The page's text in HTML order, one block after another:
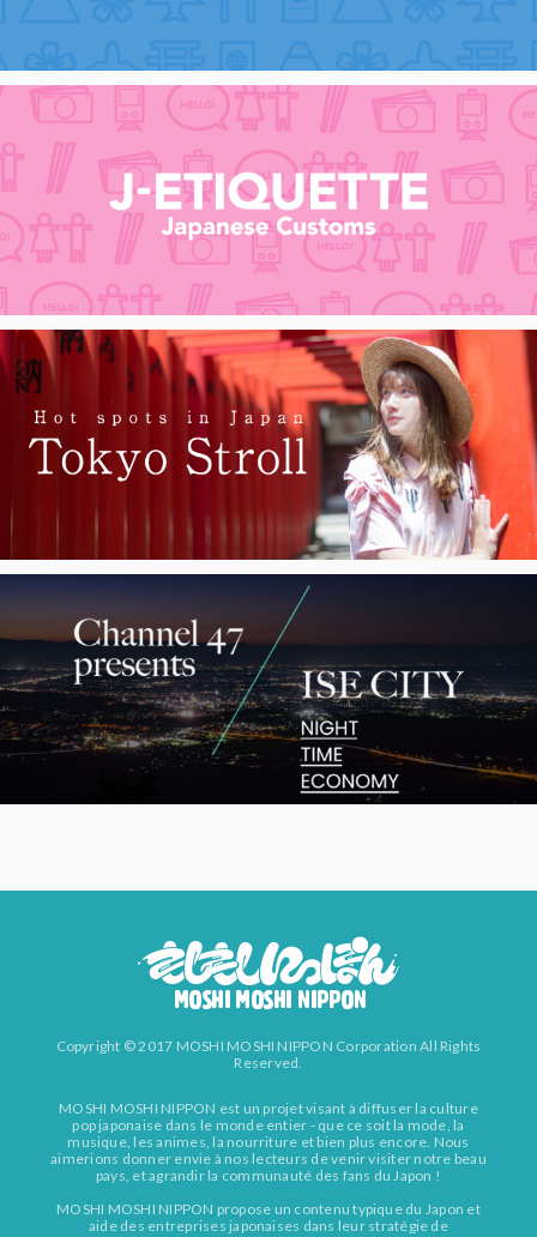
Copyright © 2017 MOSHI MOSHI NIPPON Corporation All Rights
Reserved.
MOSHI MOSHI NIPPON est un projet visant à diffuser la culture
pop japonaise dans le monde entier - que ce soit la mode, la
musique, les animes, la nourriture et bien plus encore. Nous
aimerions donner envie à nos lecteurs de venir visiter notre beau
pays, et agrandir la communauté des fans du Japon !
MOSHI MOSHI NIPPON propose un contenu typique du Japon et
aide des entreprises japonaises dans leur stratégie de